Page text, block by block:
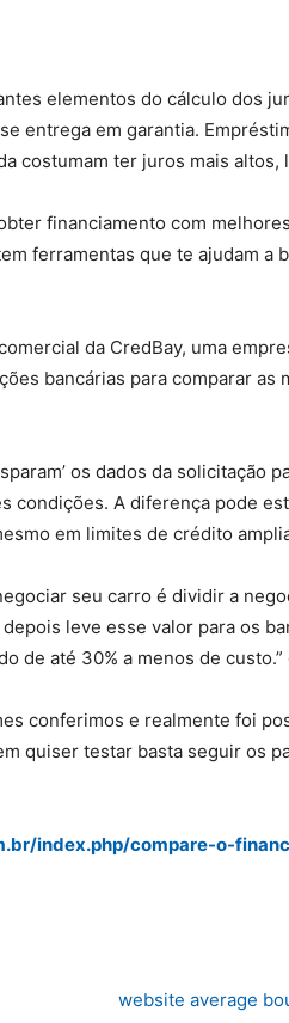
elementos do cálculo dos
entrega em garantia.
costumam ter juros mais
financiamento com
ferramentas que te ajudam a
da CredBay, uma
bancárias para comparar as
os dados da solicitação
condições. A diferença pode
em limites de crédito
seu carro é dividir a
leve esse valor para os
de até 30% a menos de
conferimos e realmente foi
quiser testar basta seguir os
index.php/compare-o-
website average